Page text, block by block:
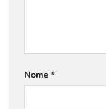
Nome *